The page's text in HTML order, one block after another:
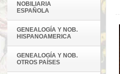
NOBILIARIA
ESPAÑOLA
GENEALOGÍA Y NOB.
HISPANOAMERICA
GENEALOGÍA Y NOB.
OTROS PAÍSES